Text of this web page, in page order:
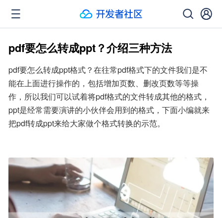
pdf要怎么转成ppt？介绍三种方法
pdf要怎么转成ppt格式？在往常pdf格式下的文件我们是不
能在上面进行操作的，包括增加页数、删改页数等等操
作，所以我们可以试着将pdf格式的文件转成其他的格式，
ppt是经常需要演讲的小伙伴会用到的格式，下面小编就来
把pdf转成ppt来给大家做个格式转换的示范。